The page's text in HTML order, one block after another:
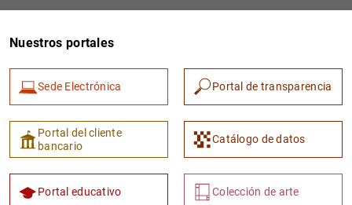
Nuestros portales
Sede Electrónica Portal de transparencia
Portal del cliente
bancario
Catálogo de datos
Portal educativo Colección de arte